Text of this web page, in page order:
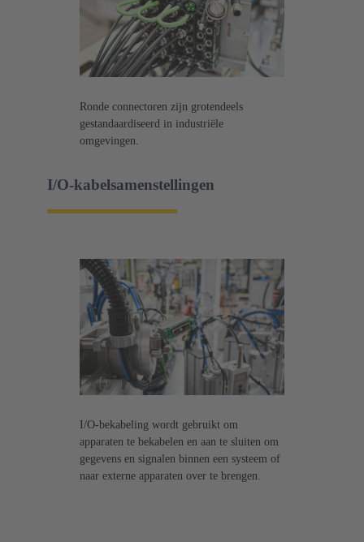
Ronde connectoren zijn grotendeels
gestandaardiseerd in industriële
omgevingen.
I/O-kabelsamenstellingen
I/O-bekabeling wordt gebruikt om
apparaten te bekabelen en aan te sluiten om
gegevens en signalen binnen een systeem of
naar externe apparaten over te brengen.